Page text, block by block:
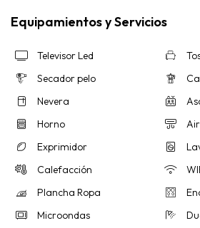
Equipamientos y Servicios
Televisor Led
Secador pelo
Nevera
Horno
Exprimidor
Calefacción
Plancha Ropa
Microondas